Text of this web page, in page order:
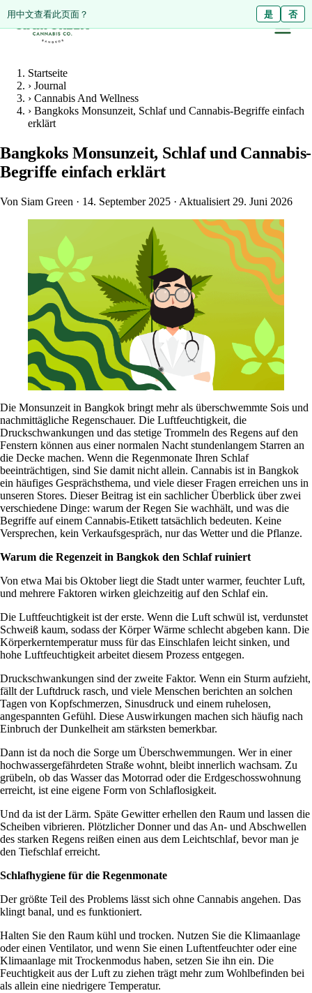
ดูหน้านี้เป็นภาษาไทย? ไม่ใช่
用中文查看此页面？ 是 否
Startseite
› Journal
› Cannabis And Wellness
› Bangkoks Monsunzeit, Schlaf und Cannabis-Begriffe einfach
erklärt
Bangkoks Monsunzeit, Schlaf und Cannabis-
Begriffe einfach erklärt
Von Siam Green · 14. September 2025 · Aktualisiert 29. Juni 2026
Die Monsunzeit in Bangkok bringt mehr als überschwemmte Sois und
nachmittägliche Regenschauer. Die Luftfeuchtigkeit, die
Druckschwankungen und das stetige Trommeln des Regens auf den
Fenstern können aus einer normalen Nacht stundenlangem Starren an
die Decke machen. Wenn die Regenmonate Ihren Schlaf
beeinträchtigen, sind Sie damit nicht allein. Cannabis ist in Bangkok
ein häufiges Gesprächsthema, und viele dieser Fragen erreichen uns in
unseren Stores. Dieser Beitrag ist ein sachlicher Überblick über zwei
verschiedene Dinge: warum der Regen Sie wachhält, und was die
Begriffe auf einem Cannabis-Etikett tatsächlich bedeuten. Keine
Versprechen, kein Verkaufsgespräch, nur das Wetter und die Pflanze.
Warum die Regenzeit in Bangkok den Schlaf ruiniert
Von etwa Mai bis Oktober liegt die Stadt unter warmer, feuchter Luft,
und mehrere Faktoren wirken gleichzeitig auf den Schlaf ein.
Die Luftfeuchtigkeit ist der erste. Wenn die Luft schwül ist, verdunstet
Schweiß kaum, sodass der Körper Wärme schlecht abgeben kann. Die
Körperkerntemperatur muss für das Einschlafen leicht sinken, und
hohe Luftfeuchtigkeit arbeitet diesem Prozess entgegen.
Druckschwankungen sind der zweite Faktor. Wenn ein Sturm aufzieht,
fällt der Luftdruck rasch, und viele Menschen berichten an solchen
Tagen von Kopfschmerzen, Sinusdruck und einem ruhelosen,
angespannten Gefühl. Diese Auswirkungen machen sich häufig nach
Einbruch der Dunkelheit am stärksten bemerkbar.
Dann ist da noch die Sorge um Überschwemmungen. Wer in einer
hochwassergefährdeten Straße wohnt, bleibt innerlich wachsam. Zu
grübeln, ob das Wasser das Motorrad oder die Erdgeschosswohnung
erreicht, ist eine eigene Form von Schlaflosigkeit.
Und da ist der Lärm. Späte Gewitter erhellen den Raum und lassen die
Scheiben vibrieren. Plötzlicher Donner und das An- und Abschwellen
des starken Regens reißen einen aus dem Leichtschlaf, bevor man je
den Tiefschlaf erreicht.
Schlafhygiene für die Regenmonate
Der größte Teil des Problems lässt sich ohne Cannabis angehen. Das
klingt banal, und es funktioniert.
Halten Sie den Raum kühl und trocken. Nutzen Sie die Klimaanlage
oder einen Ventilator, und wenn Sie einen Luftentfeuchter oder eine
Klimaanlage mit Trockenmodus haben, setzen Sie ihn ein. Die
Feuchtigkeit aus der Luft zu ziehen trägt mehr zum Wohlbefinden bei
als allein eine niedrigere Temperatur.